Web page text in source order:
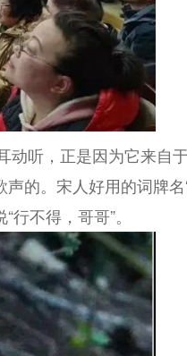
听，正是因为它来自
的。宋人好用的词牌名
不得，哥哥”。